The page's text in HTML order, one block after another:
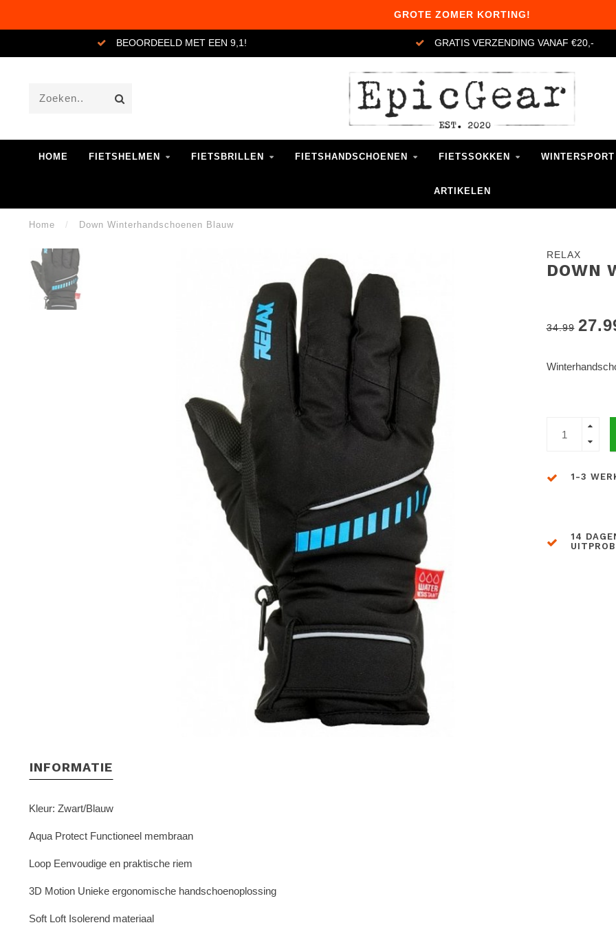
GROTE ZOMER KORTING!
BEOORDEELD MET EEN 9,1! GRATIS VERZENDING VANAF €20,-
HOME FIETSHELMEN FIETSBRILLEN FIETSHANDSCHOENEN FIETSSOKKEN WINTERSPORT
ARTIKELEN
Home / Down Winterhandschoenen Blauw
RELAX
DOWN
34.99
1-3
14
INFORMATIE
Kleur: Zwart/Blauw
Aqua Protect Functioneel membraan
Loop Eenvoudige en praktische riem
3D Motion Unieke ergonomische handschoenoplossing
Soft Loft Isolerend materiaal